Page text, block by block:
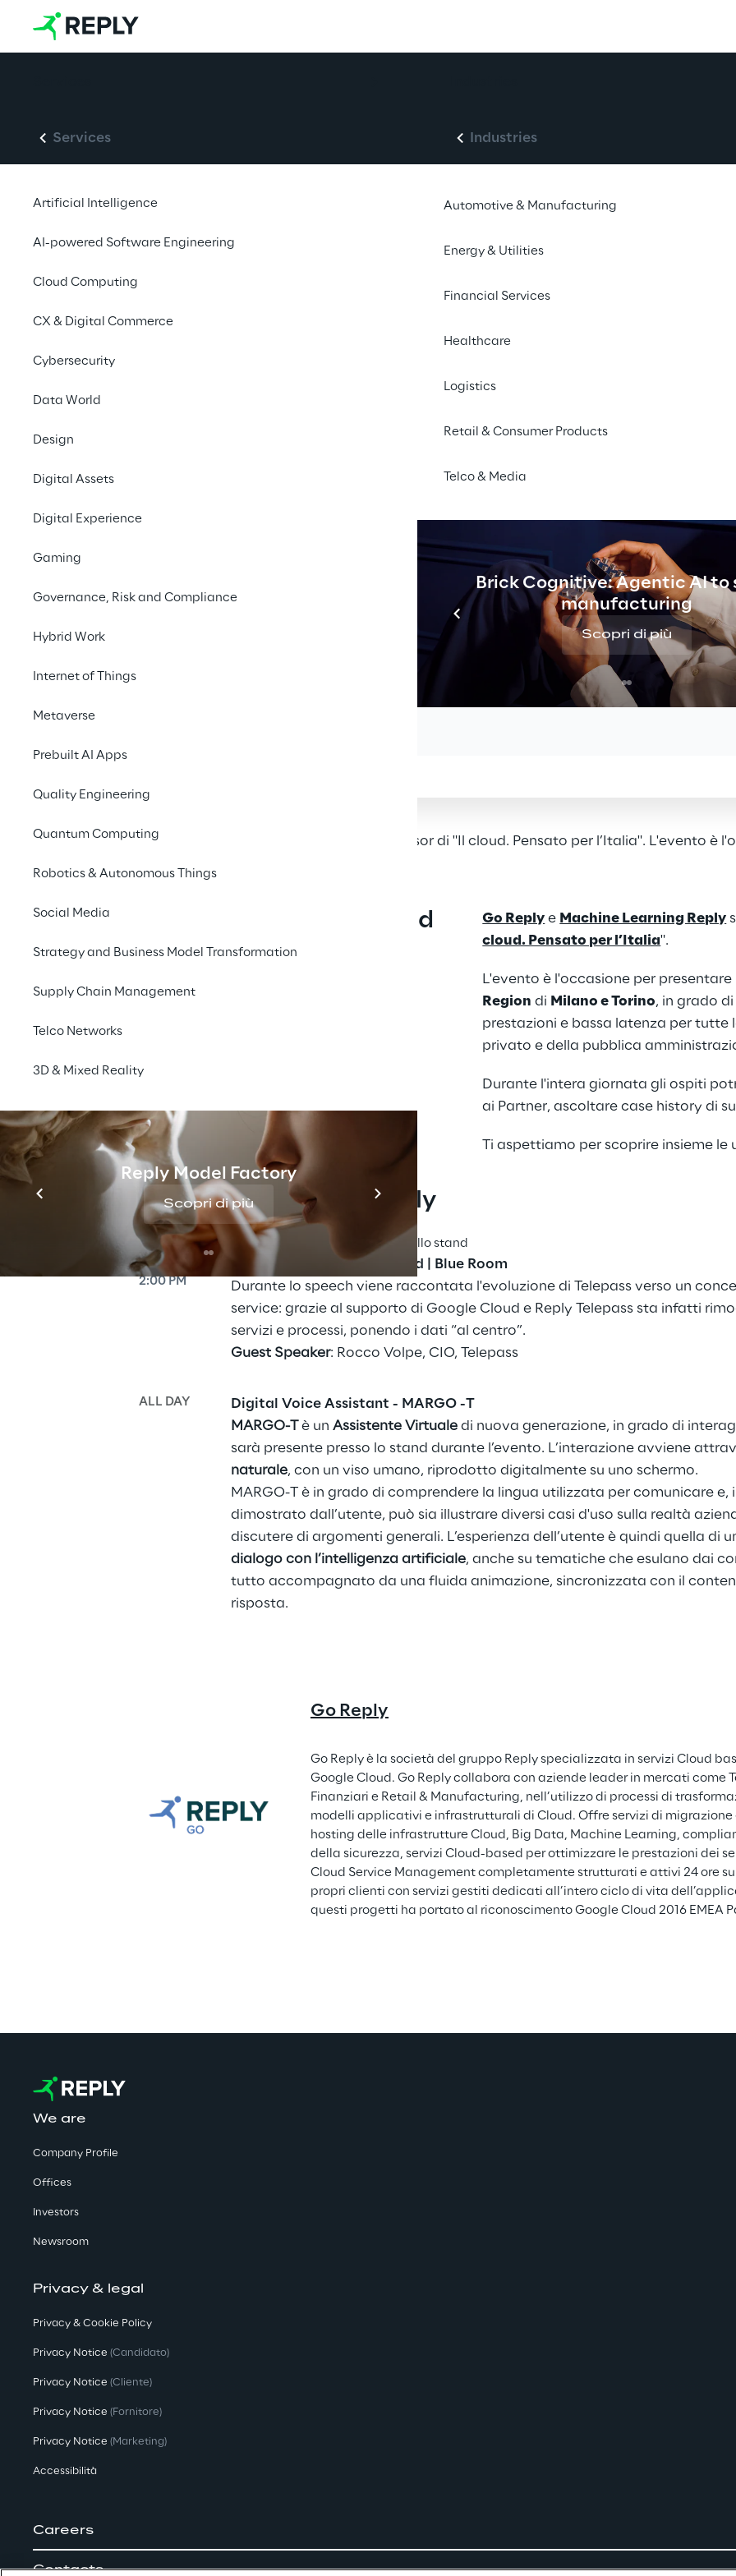
Services
Artificial Intelligence
AI-powered Software Engineering
Cloud Computing
CX & Digital Commerce
Cybersecurity
Data World
Design
Digital Assets
Digital Experience
Gaming
Governance, Risk and Compliance
Hybrid Work
Internet of Things
Metaverse
Prebuilt AI Apps
Quality Engineering
Quantum Computing
Robotics & Autonomous Things
Social Media
Strategy and Business Model Transformation
Supply Chain Management
Telco Networks
3D & Mixed Reality
Reply Model Factory
Scopri di più
Industries
Automotive & Manufacturing
Energy & Utilities
Financial Services
Healthcare
Logistics
Retail & Consumer Products
Telco & Media
Brick Cognitive: Agentic AI to
manufacturing
Scopri di più
EVENT
Il cloud. Pensato per l'Italia.
Go Reply e Machine Learning Reply sono Signature Sponsor di "Il cloud. Pensato per l’Italia". L'evento è
Info
14 giugno 2022
Due nuove Google Cloud
Region in arrivo
Go Reply e Machine Learning Reply
cloud. Pensato per l’Italia".
L'evento è l'occasione per
Region di Milano e Torino, in grado
prestazioni e bassa latenza per tutte
privato e della pubblica
Durante l'intera giornata gli ospiti
ai Partner, ascoltare case history di
Ti aspettiamo per scoprire insieme
Incontra gli esperti Reply
Segui i nostri speech e incontra i nostri esperti allo stand
1:35 PM
2:00 PM
Data Highways in the Cloud | Blue Room
Durante lo speech viene raccontata l'evoluzione di Telepass verso un
service: grazie al supporto di Google Cloud e Reply Telepass sta infatti
servizi e processi, ponendo i dati “al centro”.
Guest Speaker: Rocco Volpe, CIO, Telepass
ALL DAY Digital Voice Assistant - MARGO -T
MARGO-T è un Assistente Virtuale di nuova generazione, in grado di
sarà presente presso lo stand durante l’evento. L’interazione avviene
naturale, con un viso umano, riprodotto digitalmente su uno schermo.
MARGO-T è in grado di comprendere la lingua utilizzata per comunicare e,
dimostrato dall’utente, può sia illustrare diversi casi d'uso sulla realtà
discutere di argomenti generali. L’esperienza dell’utente è quindi quella di
dialogo con l’intelligenza artificiale, anche su tematiche che esulano dai
tutto accompagnato da una fluida animazione, sincronizzata con il
risposta.
Go Reply
Go Reply è la società del gruppo Reply specializzata in servizi Cloud
Google Cloud. Go Reply collabora con aziende leader in mercati come
Finanziari e Retail & Manufacturing, nell’utilizzo di processi di
modelli applicativi e infrastrutturali di Cloud. Offre servizi di migrazione
hosting delle infrastrutture Cloud, Big Data, Machine Learning,
della sicurezza, servizi Cloud-based per ottimizzare le prestazioni dei
Cloud Service Management completamente strutturati e attivi 24 ore
propri clienti con servizi gestiti dedicati all’intero ciclo di vita
questi progetti ha portato al riconoscimento Google Cloud 2016 EMEA
We are
Company Profile
Offices
Investors
Newsroom
Privacy & legal
Privacy & Cookie Policy
Privacy Notice (Candidato)
Privacy Notice (Cliente)
Privacy Notice (Fornitore)
Privacy Notice (Marketing)
Accessibilità
Careers
Contacts